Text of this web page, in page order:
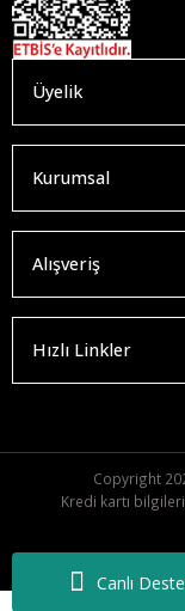
Canlı
Üyelik
Kurumsal
Alışveriş
Hızlı Linkler
Copyright
Kredi kartı